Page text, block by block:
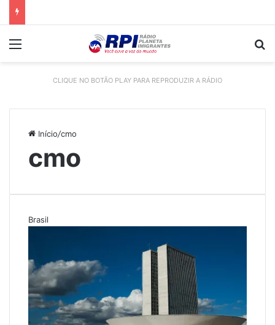
CLIQUE NO BOTÃO PLAY PARA REPRODUZIR A RÁDIO
Início/cmo
cmo
Brasil